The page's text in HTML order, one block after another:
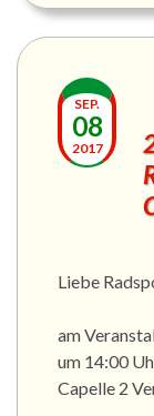
SEP.
08
2017
Liebe
am
um 14:00
Capelle 2